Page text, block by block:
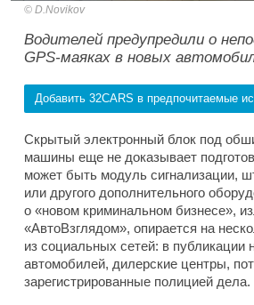
D.Novikov
Водителей предупредили о
GPS-маяках в новых
Добавить 32CARS в предпочитаемые
Скрытый электронный блок под
машины еще не доказывает
может быть модуль сигнализации,
или другого дополнительного
о «новом криминальном бизнесе»,
«АвтоВзглядом», опирается на
из социальных сетей: в публикации
автомобилей, дилерские центры,
зарегистрированные полицией дела.